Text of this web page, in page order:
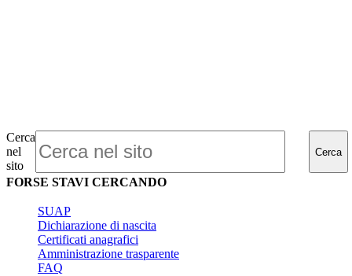
Cerca
nel
sito
Cerca
FORSE STAVI CERCANDO
SUAP
Dichiarazione di nascita
Certificati anagrafici
Amministrazione trasparente
FAQ